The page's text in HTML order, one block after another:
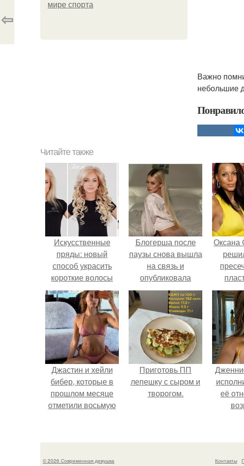
мире спорта
Важно
небольшие
⇦
Читайте также
Искусственные
пряды: новый
способ украсить
короткие волосы
Блогерша после
паузы снова вышла
на связь и
опубликовала
свежую серию
кадров из спальни.
Оксана
Джастин и хейли
бибер, которые в
прошлом месяце
отметили восьмую
новые фото с
Приготовь ПП
лепешку с сыром и
творогом.
её
© 2026 Современная девушка Контакты